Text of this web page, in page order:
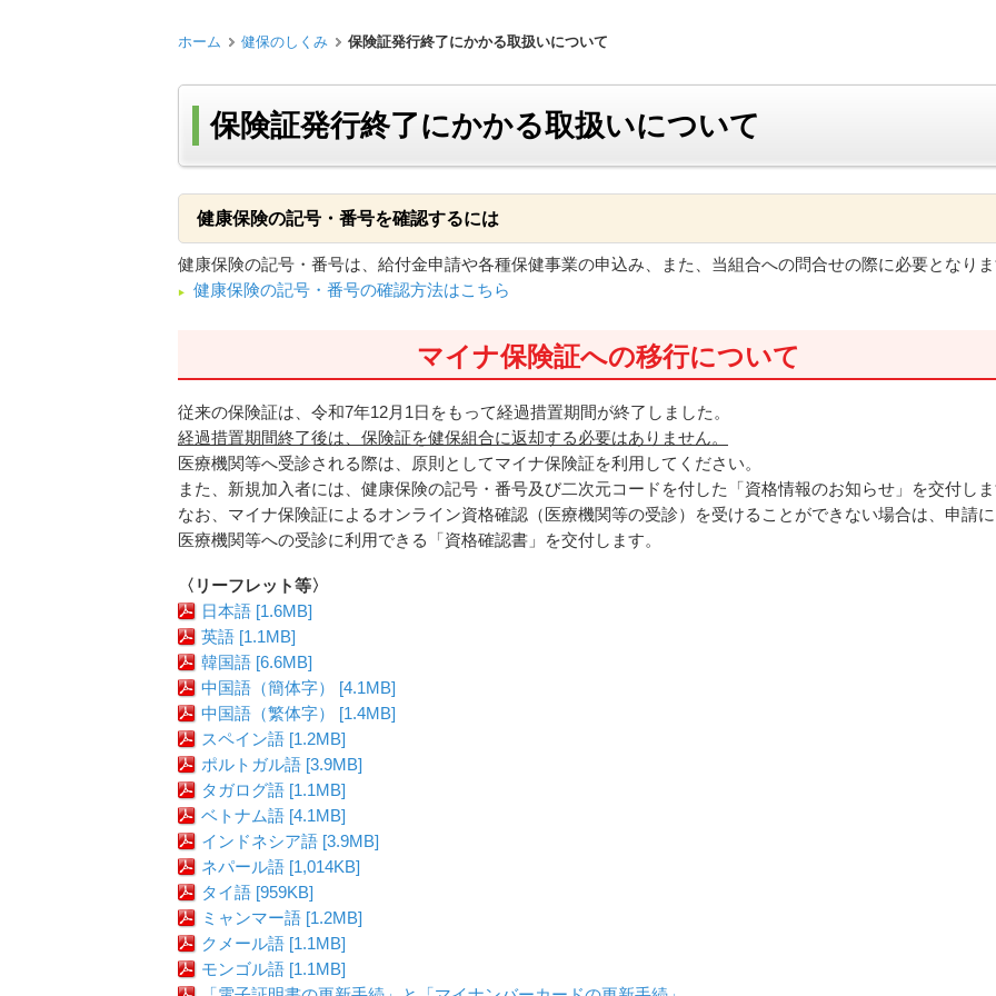
ホーム 健保のしくみ 保険証発行終了にかかる取扱いについて
保険証発行終了にかかる取扱いについて
健康保険の記号・番号を確認するには
健康保険の記号・番号は、給付金申請や各種保健事業の申込み、また、当組合への問合せの際に必要となり
健康保険の記号・番号の確認方法はこちら
マイナ保険証への移行について
従来の保険証は、令和7年12月1日をもって経過措置期間が終了しました。
経過措置期間終了後は、保険証を健保組合に返却する必要はありません。
医療機関等へ受診される際は、原則としてマイナ保険証を利用してください。
また、新規加入者には、健康保険の記号・番号及び二次元コードを付した「資格情報のお知らせ」を交付し
なお、マイナ保険証によるオンライン資格確認（医療機関等の受診）を受けることができない場合は、申請
医療機関等への受診に利用できる「資格確認書」を交付します。
〈リーフレット等〉
日本語 [1.6MB]
英語 [1.1MB]
韓国語 [6.6MB]
中国語（簡体字） [4.1MB]
中国語（繁体字） [1.4MB]
スペイン語 [1.2MB]
ポルトガル語 [3.9MB]
タガログ語 [1.1MB]
ベトナム語 [4.1MB]
インドネシア語 [3.9MB]
ネパール語 [1,014KB]
タイ語 [959KB]
ミャンマー語 [1.2MB]
クメール語 [1.1MB]
モンゴル語 [1.1MB]